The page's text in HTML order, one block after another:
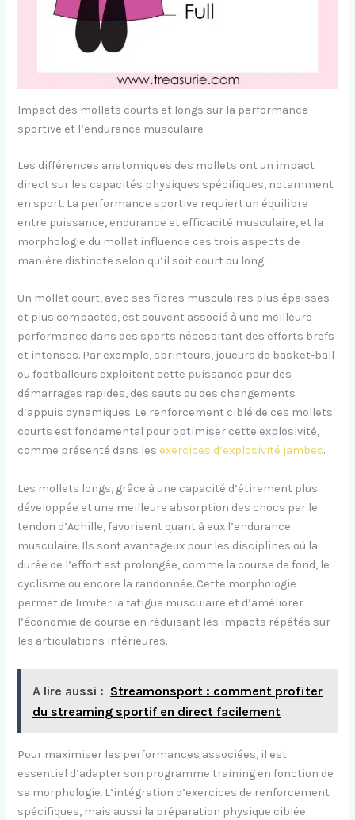
Impact des mollets courts et longs sur la performance
sportive et l’endurance musculaire
Les différences anatomiques des mollets ont un impact
direct sur les capacités physiques spécifiques, notamment
en sport. La performance sportive requiert un équilibre
entre puissance, endurance et efficacité musculaire, et la
morphologie du mollet influence ces trois aspects de
manière distincte selon qu’il soit court ou long.
Un mollet court, avec ses fibres musculaires plus épaisses
et plus compactes, est souvent associé à une meilleure
performance dans des sports nécessitant des efforts brefs
et intenses. Par exemple, sprinteurs, joueurs de basket-ball
ou footballeurs exploitent cette puissance pour des
démarrages rapides, des sauts ou des changements
d’appuis dynamiques. Le renforcement ciblé de ces mollets
courts est fondamental pour optimiser cette explosivité,
comme présenté dans lesexercices d’explosivité jambes.
Les mollets longs, grâce à une capacité d’étirement plus
développée et une meilleure absorption des chocs par le
tendon d’Achille, favorisent quant à eux l’endurance
musculaire. Ils sont avantageux pour les disciplines où la
durée de l’effort est prolongée, comme la course de fond, le
cyclisme ou encore la randonnée. Cette morphologie
permet de limiter la fatigue musculaire et d’améliorer
l’économie de course en réduisant les impacts répétés sur
les articulations inférieures.
A lire aussi : Streamonsport : comment profiter
du streaming sportif en direct facilement
Pour maximiser les performances associées, il est
essentiel d’adapter son programme training en fonction de
sa morphologie. L’intégration d’exercices de renforcement
spécifiques, mais aussi la préparation physique ciblée